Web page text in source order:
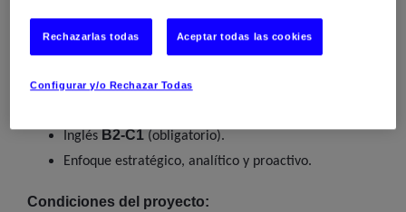
Conocimientos de Identity & Access Management
Familiaridad con cloud security (Azure, AWS o GCP)
Inglés B2-C1 (obligatorio).
Enfoque estratégico, analítico y proactivo.
Condiciones del proyecto:
Configurar y/o Rechazar Todas
Rechazarlas todas Aceptar todas las cookies